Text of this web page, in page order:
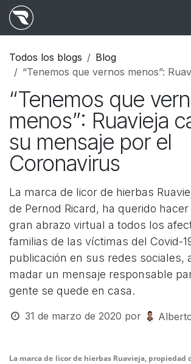
Ir al contenido
Todos los blogs
Blog
“Tenemos que vernos menos”: Ruavieja cambia su
“Tenemos que
menos”: Ruavieja
su mensaje por el
Coronavirus
La marca de licor de hierbas
de Pernod Ricard, ha querido
gran abrazo virtual a todos los
familias de las víctimas del Covid-
publicación en sus redes sociales,
madar un mensaje responsable
gente se quede en casa.
31 de marzo de 2020 por
La marca de licor de hierbas Ruavieja, propiedad